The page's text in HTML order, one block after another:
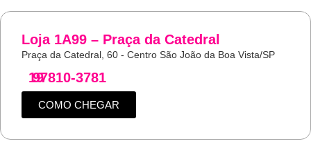
Loja 1A99 – Praça da Catedral
Praça da Catedral, 60 - Centro São João da Boa Vista/SP
19
97810-3781
COMO CHEGAR